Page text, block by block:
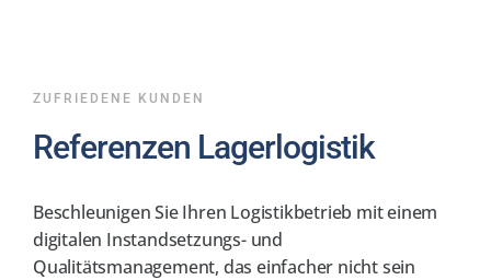
ZUFRIEDENE KUNDEN
Referenzen Lagerlogistik
Beschleunigen Sie Ihren Logistikbetrieb mit einem
digitalen Instandsetzungs- und
Qualitätsmanagement, das einfacher nicht sein